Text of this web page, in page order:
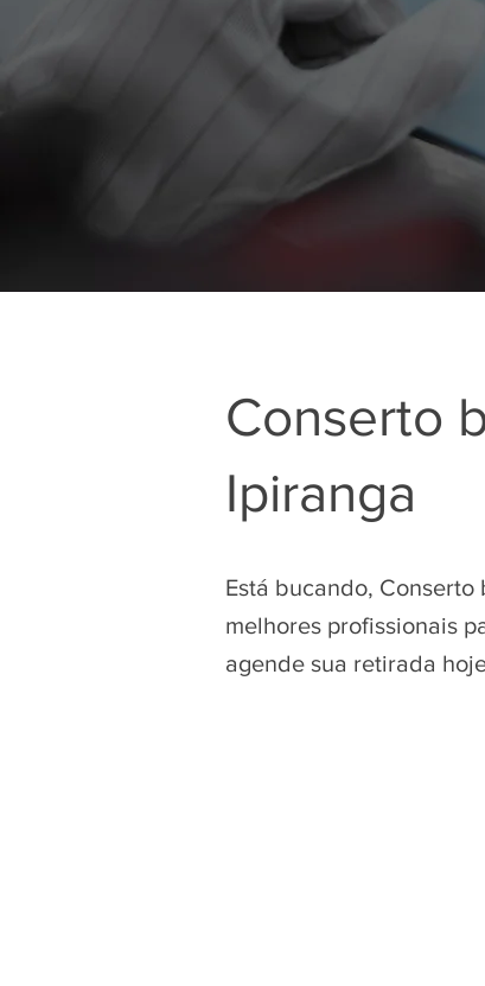
Conserto
Ipiranga
Está bucando, Conserto
melhores profissionais
agende sua retirada